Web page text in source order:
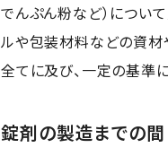
でんぷん粉など）につい
ルや包装材料などの資材
全てに及び、一定の基準
錠剤の製造までの間